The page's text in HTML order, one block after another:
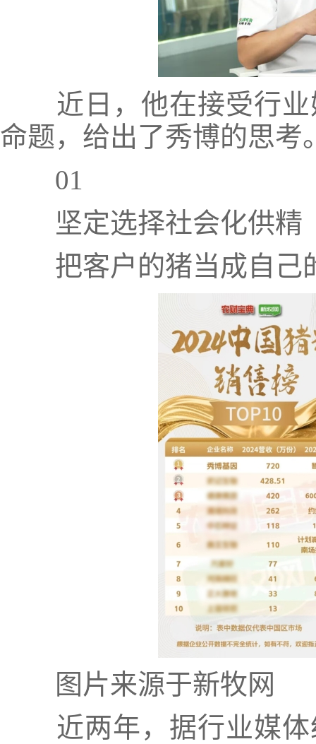
近日，他在接受行业
命题，给出了秀博的思考
01
坚定选择社会化供精
把客户的猪当成自己
图片来源于新牧网
近两年，据行业媒体